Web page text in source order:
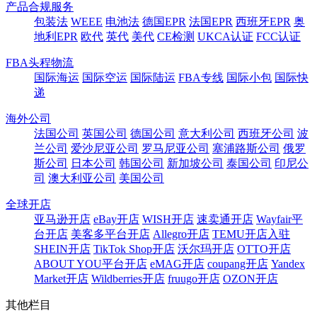
产品合规服务
包装法 WEEE 电池法 德国EPR 法国EPR 西班牙EPR 奥
地利EPR 欧代 英代 美代 CE检测 UKCA认证 FCC认证
FBA头程物流
国际海运 国际空运 国际陆运 FBA专线 国际小包 国际快
递
海外公司
法国公司 英国公司 德国公司 意大利公司 西班牙公司 波
兰公司 爱沙尼亚公司 罗马尼亚公司 塞浦路斯公司 俄罗
斯公司
日本公司 韩国公司 新加坡公司 泰国公司 印尼公
司 澳大利亚公司 美国公司
全球开店
亚马逊开店 eBay开店 WISH开店 速卖通开店 Wayfair平
台开店 美客多平台开店 Allegro开店 TEMU开店入驻
SHEIN开店 TikTok Shop开店 沃尔玛开店 OTTO开店
ABOUT YOU平台开店 eMAG开店 coupang开店 Yandex
Market开店 Wildberries开店 fruugo开店 OZON开店
其他栏目